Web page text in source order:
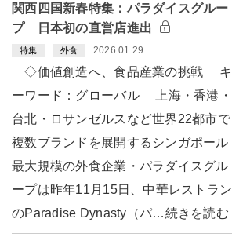
関西四国新春特集：パラダイスグルー
プ 日本初の直営店進出
特集 外食 2026.01.29
◇価値創造へ、食品産業の挑戦 キ
ーワード：グローバル 上海・香港・
台北・ロサンゼルスなど世界22都市で
複数ブランドを展開するシンガポール
最大規模の外食企業・パラダイスグル
ープは昨年11月15日、中華レストラン
のParadise Dynasty（パ…続きを読む